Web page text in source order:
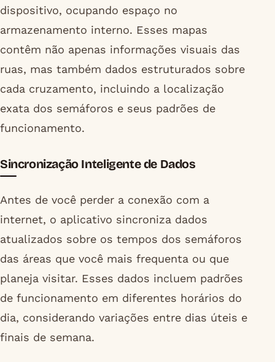
dispositivo, ocupando espaço no
armazenamento interno. Esses mapas
contêm não apenas informações visuais das
ruas, mas também dados estruturados sobre
cada cruzamento, incluindo a localização
exata dos semáforos e seus padrões de
funcionamento.
Sincronização Inteligente de Dados
Antes de você perder a conexão com a
internet, o aplicativo sincroniza dados
atualizados sobre os tempos dos semáforos
das áreas que você mais frequenta ou que
planeja visitar. Esses dados incluem padrões
de funcionamento em diferentes horários do
dia, considerando variações entre dias úteis e
finais de semana.